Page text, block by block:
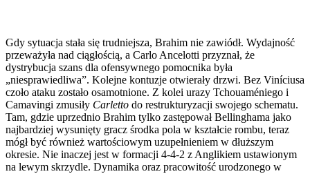
Gdy sytuacja stała się trudniejsza, Brahim nie zawiódł. Wydajność
przeważyła nad ciągłością, a Carlo Ancelotti przyznał, że
dystrybucja szans dla ofensywnego pomocnika była
„niesprawiedliwa”. Kolejne kontuzje otwierały drzwi. Bez Viníciusa
czoło ataku zostało osamotnione. Z kolei urazy Tchouaméniego i
Camavingi zmusiły Carletto do restrukturyzacji swojego schematu.
Tam, gdzie uprzednio Brahim tylko zastępował Bellinghama jako
najbardziej wysunięty gracz środka pola w kształcie rombu, teraz
mógł być również wartościowym uzupełnieniem w dłuższym
okresie. Nie inaczej jest w formacji 4-4-2 z Anglikiem ustawionym
na lewym skrzydle. Dynamika oraz pracowitość urodzonego w